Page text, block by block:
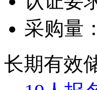
采购量：
长期有效